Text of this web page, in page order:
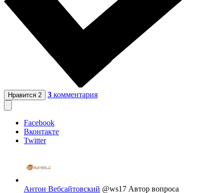
Нравится 2 3 комментария
Facebook
Вконтакте
Twitter
Антон Вебсайтовский @ws17 Автор вопроса